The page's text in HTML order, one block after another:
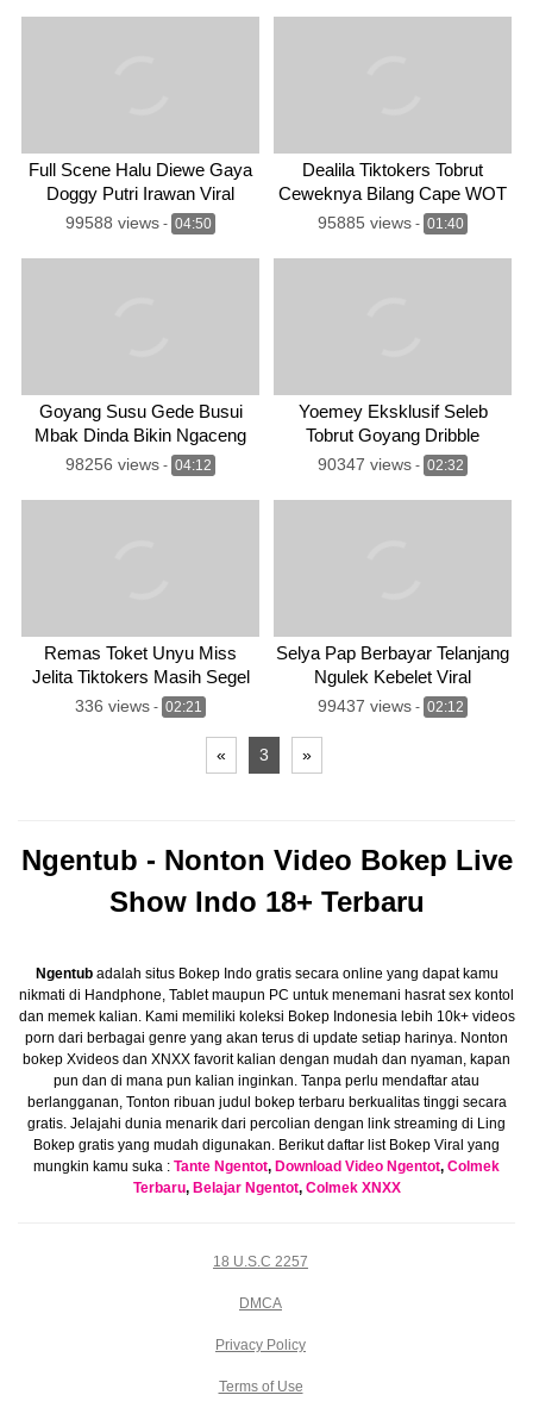
Full Scene Halu Diewe Gaya
Doggy Putri Irawan Viral
99588 views - 04:50
Dealila Tiktokers Tobrut
Ceweknya Bilang Cape WOT
95885 views - 01:40
Goyang Susu Gede Busui
Mbak Dinda Bikin Ngaceng
98256 views - 04:12
Yoemey Eksklusif Seleb
Tobrut Goyang Dribble
Instagram
90347 views - 02:32
Remas Toket Unyu Miss
Jelita Tiktokers Masih Segel
336 views - 02:21
Selya Pap Berbayar Telanjang
Ngulek Kebelet Viral
99437 views - 02:12
« 3 »
Ngentub - Nonton Video Bokep Live
Show Indo 18+ Terbaru
Ngentubadalah situs Bokep Indo gratis secara online yang dapat kamu
nikmati di Handphone, Tablet maupun PC untuk menemani hasrat sex kontol
dan memek kalian. Kami memiliki koleksi Bokep Indonesia lebih 10k+ videos
porn dari berbagai genre yang akan terus di update setiap harinya. Nonton
bokep Xvideos dan XNXX favorit kalian dengan mudah dan nyaman, kapan
pun dan di mana pun kalian inginkan. Tanpa perlu mendaftar atau
berlangganan, Tonton ribuan judul bokep terbaru berkualitas tinggi secara
gratis. Jelajahi dunia menarik dari percolian dengan link streaming di Ling
Bokep gratis yang mudah digunakan. Berikut daftar list Bokep Viral yang
mungkin kamu suka : Tante Ngentot, Download Video Ngentot, Colmek
Terbaru, Belajar Ngentot, Colmek XNXX
18 U.S.C 2257
DMCA
Privacy Policy
Terms of Use